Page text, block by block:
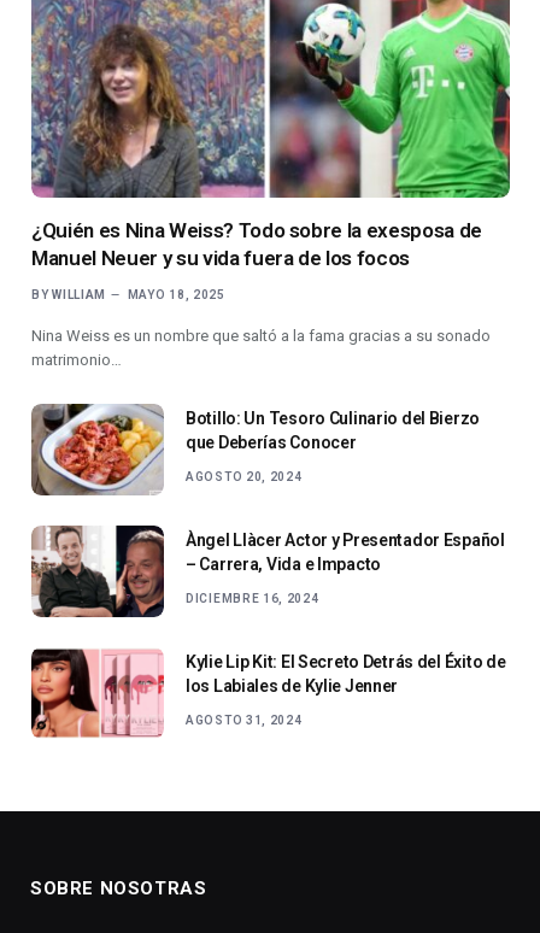
¿Quién es Nina Weiss? Todo sobre la exesposa de
Manuel Neuer y su vida fuera de los focos
BY WILLIAM MAYO 18, 2025
Nina Weiss es un nombre que saltó a la fama gracias a su sonado
matrimonio…
Botillo: Un Tesoro Culinario del Bierzo
que Deberías Conocer
AGOSTO 20, 2024
Àngel Llàcer Actor y Presentador Español
– Carrera, Vida e Impacto
DICIEMBRE 16, 2024
Kylie Lip Kit: El Secreto Detrás del Éxito de
los Labiales de Kylie Jenner
AGOSTO 31, 2024
SOBRE NOSOTRAS